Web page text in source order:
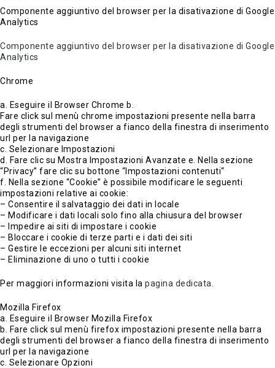
Componente aggiuntivo del browser per la disativazione di Google
Analytics
Componente aggiuntivo del browser per la disativazione di Google
Analytics
Chrome
a. Eseguire il Browser Chrome b.
Fare click sul menù chrome impostazioni presente nella barra
degli strumenti del browser a fianco della finestra di inserimento
url per la navigazione
c. Selezionare Impostazioni
d. Fare clic su Mostra Impostazioni Avanzate e. Nella sezione
“Privacy” fare clic su bottone “Impostazioni contenuti“
f. Nella sezione “Cookie” è possibile modificare le seguenti
impostazioni relative ai cookie:
– Consentire il salvataggio dei dati in locale
– Modificare i dati locali solo fino alla chiusura del browser
– Impedire ai siti di impostare i cookie
– Bloccare i cookie di terze parti e i dati dei siti
– Gestire le eccezioni per alcuni siti internet
– Eliminazione di uno o tutti i cookie
Per maggiori informazioni visita lapagina dedicata.
Mozilla Firefox
a. Eseguire il Browser Mozilla Firefox
b. Fare click sul menù firefox impostazioni presente nella barra
degli strumenti del browser a fianco della finestra di inserimento
url per la navigazione
c. Selezionare Opzioni